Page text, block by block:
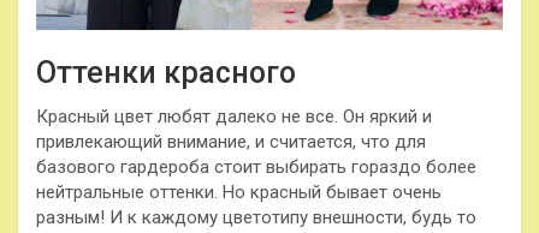
Оттенки красного
Красный цвет любят далеко не все. Он яркий и
привлекающий внимание, и считается, что для
базового гардероба стоит выбирать гораздо более
нейтральные оттенки. Но красный бывает очень
разным! И к каждому цветотипу внешности, будь то